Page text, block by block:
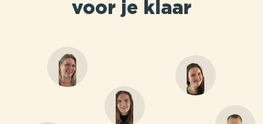
voor je klaar